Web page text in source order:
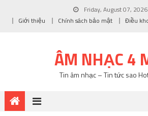
Friday, August 07, 2026
Giới thiệu
Chính sách bảo mật Điều
ÂM NHẠC 4
Tin âm nhạc – Tin tức sao